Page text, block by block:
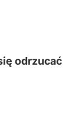
odrzucać